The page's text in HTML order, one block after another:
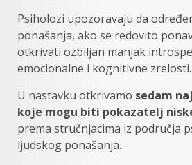
Psiholozi upozoravaju da
ponašanja, ako se redovito
otkrivati ozbiljan manjak
emocionalne i kognitivne zrelosti.
U nastavku otkrivamo sedam
koje mogu biti pokazatelj
prema stručnjacima iz područja
ljudskog ponašanja.